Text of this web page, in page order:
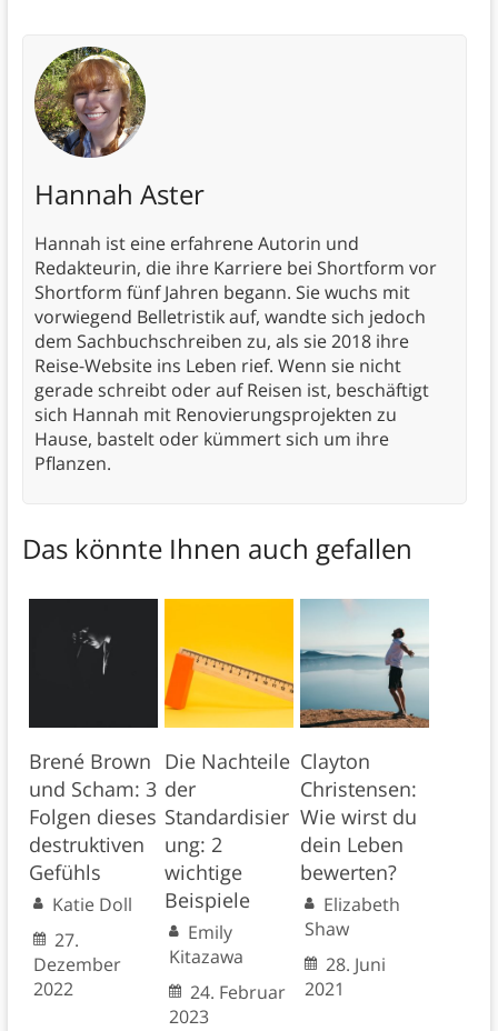
Hannah Aster
Hannah ist eine erfahrene Autorin und
Redakteurin, die ihre Karriere bei Shortform vor
Shortform fünf Jahren begann. Sie wuchs mit
vorwiegend Belletristik auf, wandte sich jedoch
dem Sachbuchschreiben zu, als sie 2018 ihre
Reise-Website ins Leben rief. Wenn sie nicht
gerade schreibt oder auf Reisen ist, beschäftigt
sich Hannah mit Renovierungsprojekten zu
Hause, bastelt oder kümmert sich um ihre
Pflanzen.
Das könnte Ihnen auch gefallen
Brené Brown
und Scham: 3
Folgen dieses
destruktiven
Gefühls
Katie Doll
27.
Dezember
2022
Die Nachteile
der
Standardisier
ung: 2
wichtige
Beispiele
Emily
Kitazawa
24. Februar
2023
Clayton
Christensen:
Wie wirst du
dein Leben
bewerten?
Elizabeth
Shaw
28. Juni
2021